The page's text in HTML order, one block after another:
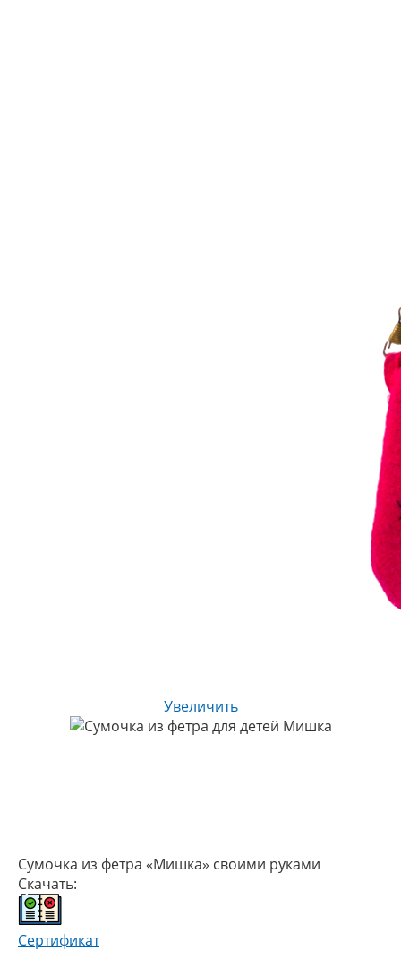
Увеличить
Сумочка из фетра «Мишка» своими руками
Скачать:
Сертификат